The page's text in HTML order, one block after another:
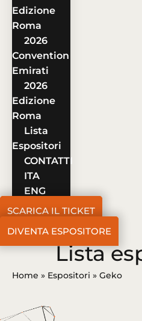
Edizione
Roma
2026
Convention
Emirati
2026
Edizione
Roma
Lista
Espositori
CONTATTI
ITA
ENG
SCARICA IL TICKET
DIVENTA ESPOSITORE
Lista
Home » Espositori » Geko